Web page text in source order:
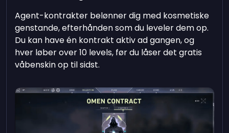
Agent-kontrakter belønner dig med kosmetiske
genstande, efterhånden som du leveler dem op.
Du kan have én kontrakt aktiv ad gangen, og
hver løber over 10 levels, før du låser det gratis
våbenskin op til sidst.